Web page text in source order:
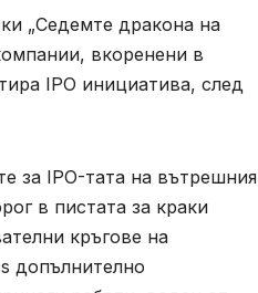
„Седемте дракона на
вкоренени в
IPO инициатива, след
за IPO-тата на вътрешния
в пистата за краки
кръгове на
допълнително